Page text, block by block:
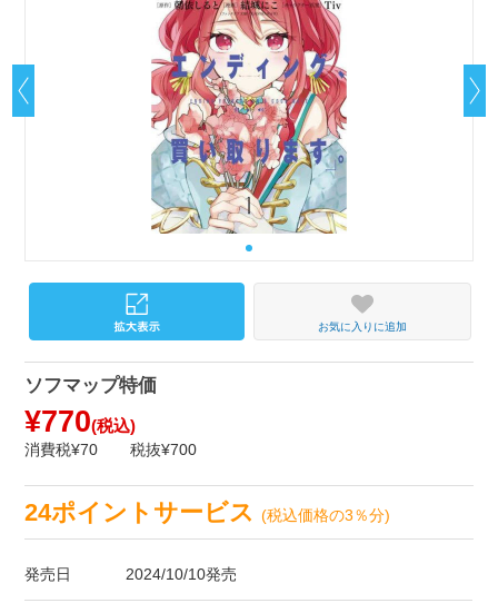
お気に入りに追加
ソフマップ特価
¥770(税込)
消費税¥70 税抜¥700
24ポイントサービス(税込価格の3％分)
発売日 2024/10/10発売